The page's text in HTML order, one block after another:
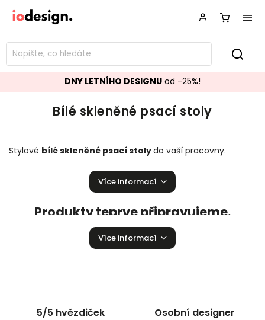
DNY LETNÍHO DESIGNU od -25%!
Bílé skleněné psací stoly
Stylové bílé skleněné psací stolydo vaší pracovny.
Více informací
Produkty teprve připravujeme.
Můžete se ale podívat na ostatní kategorie.
Více informací
5/5 hvězdiček Osobní designer